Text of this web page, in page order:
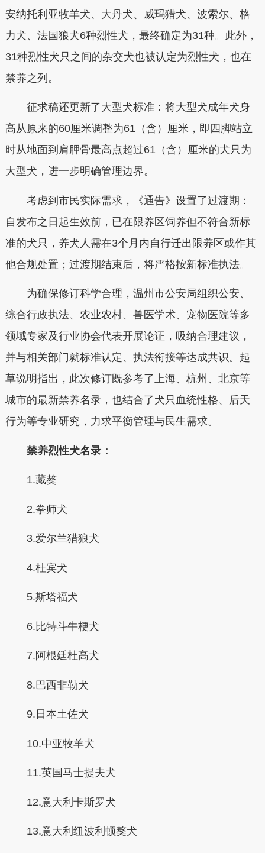
安纳托利亚牧羊犬、大丹犬、威玛猎犬、波索尔、格
力犬、法国狼犬6种烈性犬，最终确定为31种。此外，
31种烈性犬只之间的杂交犬也被认定为烈性犬，也在
禁养之列。
征求稿还更新了大型犬标准：将大型犬成年犬身
高从原来的60厘米调整为61（含）厘米，即四脚站立
时从地面到肩胛骨最高点超过61（含）厘米的犬只为
大型犬，进一步明确管理边界。
考虑到市民实际需求，《通告》设置了过渡期：
自发布之日起生效前，已在限养区饲养但不符合新标
准的犬只，养犬人需在3个月内自行迁出限养区或作其
他合规处置；过渡期结束后，将严格按新标准执法。
为确保修订科学合理，温州市公安局组织公安、
综合行政执法、农业农村、兽医学术、宠物医院等多
领域专家及行业协会代表开展论证，吸纳合理建议，
并与相关部门就标准认定、执法衔接等达成共识。起
草说明指出，此次修订既参考了上海、杭州、北京等
城市的最新禁养名录，也结合了犬只血统性格、后天
行为等专业研究，力求平衡管理与民生需求。
禁养烈性犬名录：
1.藏獒
2.拳师犬
3.爱尔兰猎狼犬
4.杜宾犬
5.斯塔福犬
6.比特斗牛梗犬
7.阿根廷杜高犬
8.巴西非勒犬
9.日本土佐犬
10.中亚牧羊犬
11.英国马士提夫犬
12.意大利卡斯罗犬
13.意大利纽波利顿獒犬